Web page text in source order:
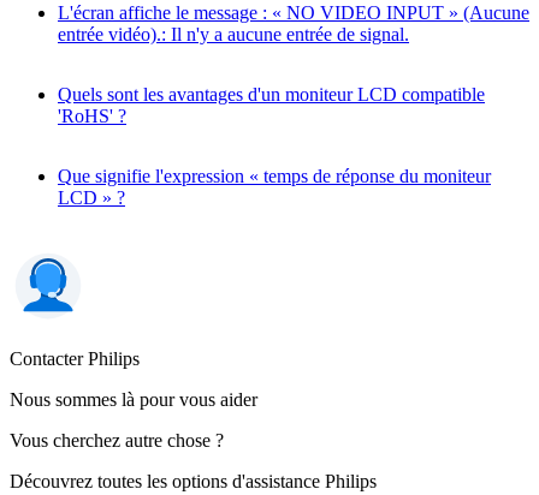
L'écran affiche le message : « NO VIDEO INPUT » (Aucune
entrée vidéo).: Il n'y a aucune entrée de signal.
Quels sont les avantages d'un moniteur LCD compatible
'RoHS' ?
Que signifie l'expression « temps de réponse du moniteur
LCD » ?
Contacter Philips
Nous sommes là pour vous aider
Vous cherchez autre chose ?
Découvrez toutes les options d'assistance Philips